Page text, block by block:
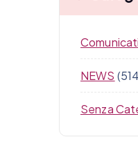
Comunicati
NEWS
Senza